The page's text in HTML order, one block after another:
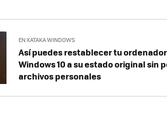
EN XATAKA WINDOWS
Así puedes restablecer tu
Windows 10 a su estado original sin
archivos personales